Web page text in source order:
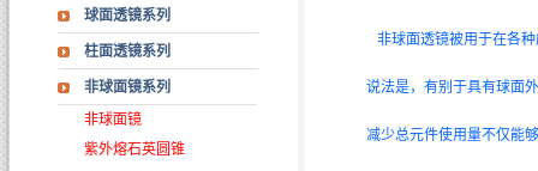
球面透镜系列
柱面透镜系列
非球面镜系列
非球面镜
紫外熔石英圆锥
非球面透镜被用于在各
说法是，有别于具有球面
减少总元件使用量不仅能